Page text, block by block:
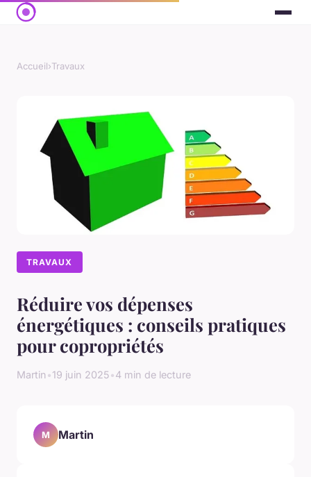
Accueil›Travaux
TRAVAUX
Réduire vos dépenses
énergétiques : conseils pratiques
pour copropriétés
Martin•19 juin 2025•4 min de lecture
M Martin